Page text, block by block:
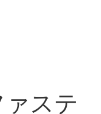
ァステ